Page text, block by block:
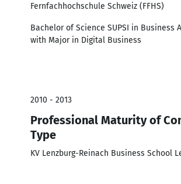
Fernfachhochschule Schweiz (FFHS)
Bachelor of Science SUPSI in Business
with Major in Digital Business
2010 - 2013
Professional Maturity of
Type
KV Lenzburg-Reinach Business School